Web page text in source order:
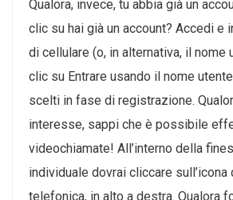
Qualora, invece, tu abbia già un
clic su hai già un account? Accedi e
di cellulare (o, in alternativa, il nome
clic su Entrare usando il nome
scelti in fase di registrazione.
interesse, sappi che è possibile
videochiamate! All’interno della
individuale dovrai cliccare sull’icona
telefonica, in alto a destra. Qualora